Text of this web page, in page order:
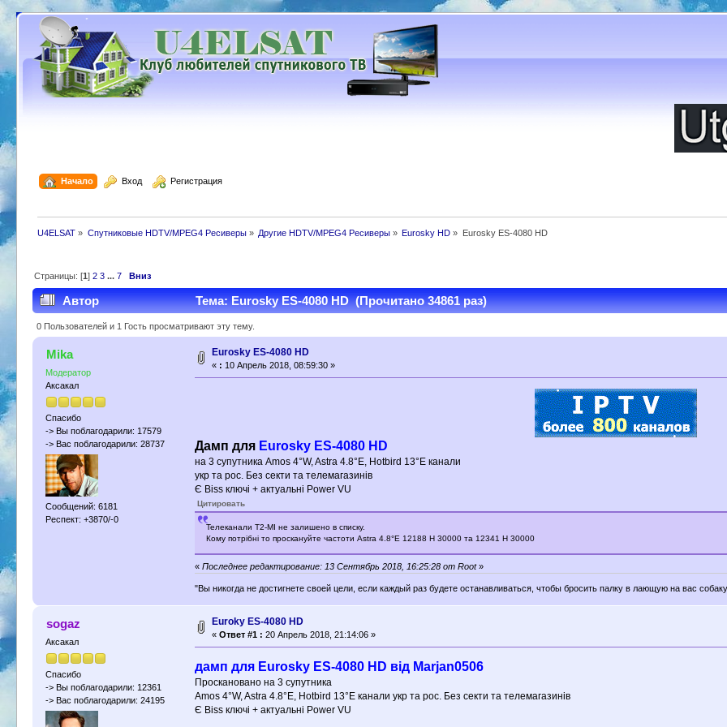
Начало Вход Регистрация
U4ELSAT » Спутниковые HDTV/MPEG4 Ресиверы» Другие HDTV/MPEG4 Ресиверы » Eurosky HD » Eurosky ES-4080 HD
Страницы: [1]2 3 ...7 Вниз
Автор Тема: Eurosky ES-4080 HD (Прочитано 34861 раз)
0 Пользователей и 1 Гость просматривают эту тему.
Mika
Модератор
Аксакал
Спасибо
-> Вы поблагодарили: 17579
-> Вас поблагодарили: 28737
Сообщений: 6181
Респект: +3870/-0
Eurosky ES-4080 HD
« : 10 Апрель 2018, 08:59:30 »
Дамп для Eurosky ES-4080 HD
на 3 супутника Amos 4°W, Astra 4.8°E, Hotbird 13°E канали
укр та рос. Без секти та телемагазинів
Є Biss ключі + актуальні Power VU
Цитировать
Телеканали Т2-МІ не залишено в списку.
Кому потрібні то проскануйте частоти Astra 4.8°E 12188 H 30000 та 12341 H 30000
« Последнее редактирование: 13 Сентябрь 2018, 16:25:28 от Root»
"Вы никогда не достигнете своей цели, если каждый раз будете останавливаться, чтобы бросить палку в лающую на вас
sogaz
Аксакал
Спасибо
-> Вы поблагодарили: 12361
-> Вас поблагодарили: 24195
Euroky ES-4080 HD
«Ответ #1 : 20 Апрель 2018, 21:14:06 »
дамп для Eurosky ES-4080 HD вiд Marjan0506
Проскановано на 3 супутника
Amos 4°W, Astra 4.8°E, Hotbird 13°E канали укр та рос. Без секти та телемагазинів
Є Biss ключі + актуальні Power VU